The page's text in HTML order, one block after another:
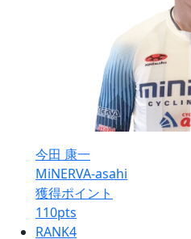
今田 康一
MiNERVA-asahi
獲得ポイント
110pts
RANK4